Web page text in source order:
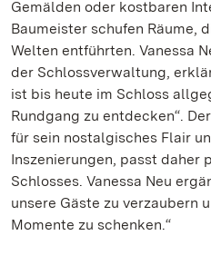
Gemälden oder kostbaren
Baumeister schufen Räume,
Welten entführten. Vanessa
der Schlossverwaltung,
ist bis heute im Schloss
Rundgang zu entdecken“.
für sein nostalgisches Flair
Inszenierungen, passt daher
Schlosses. Vanessa Neu
unsere Gäste zu verzaubern
Momente zu schenken.“